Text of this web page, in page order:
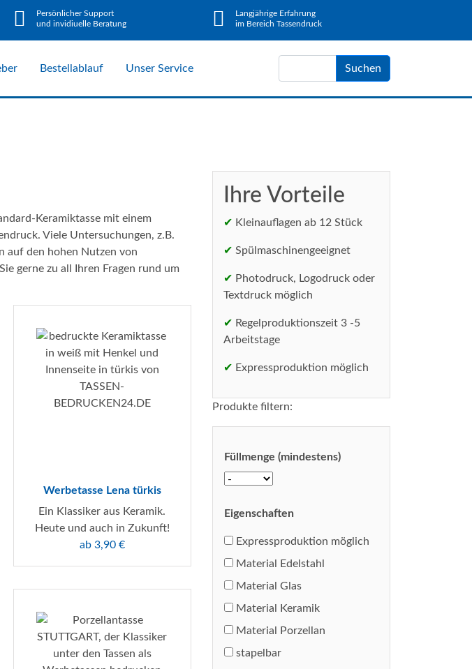
Persönlicher Support
und invidiuelle Beratung
Langjährige Erfahrung
im Bereich Tassendruck
Bestellablauf Unser Service Suchen
Keramiktasse mit einem
Viele Untersuchungen, z.B.
auf den hohen Nutzen von
gerne zu all Ihren Fragen rund um
Werbetasse Lena türkis
Ein Klassiker aus Keramik.
Heute und auch in Zukunft!
ab 3,90 €
Ihre Vorteile
✔ Kleinauflagen ab 12 Stück
✔ Spülmaschinengeeignet
✔ Photodruck, Logodruck oder
Textdruck möglich
✔ Regelproduktionszeit 3 -5
Arbeitstage
✔ Expressproduktion möglich
Produkte filtern:
Füllmenge (mindestens)
Eigenschaften
Expressproduktion möglich
Material Edelstahl
Material Glas
Material Keramik
Material Porzellan
stapelbar